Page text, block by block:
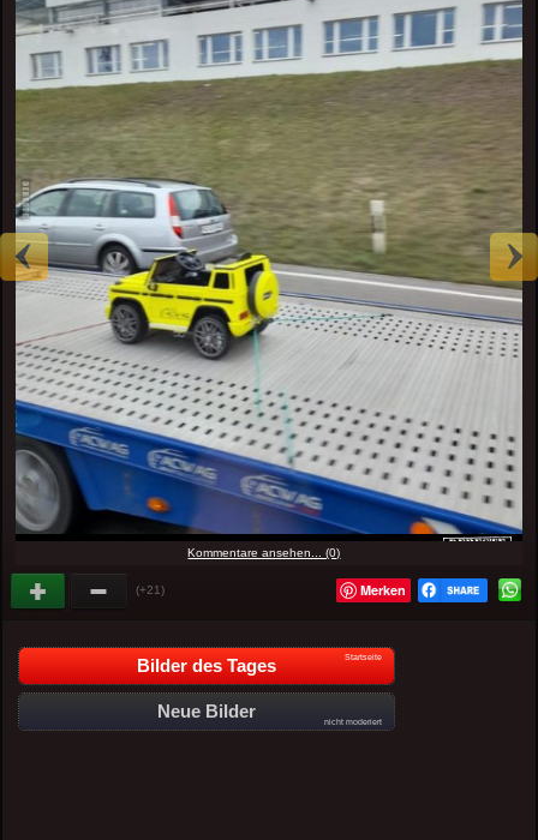
Kommentare ansehen... (0)
(+21) Merken
Bilder des Tages Startseite
Neue Bilder
nicht moderiert